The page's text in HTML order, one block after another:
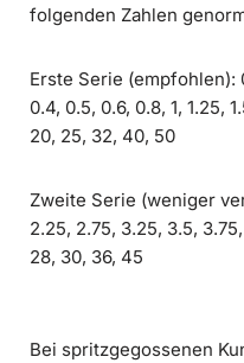
folgenden Zahlen
Erste Serie (empfohlen):
0.4, 0.5, 0.6, 0.8, 1, 1.25,
20, 25, 32, 40, 50
Zweite Serie (weniger
2.25, 2.75, 3.25, 3.5, 3.75,
28, 30, 36, 45
Bei spritzgegossenen